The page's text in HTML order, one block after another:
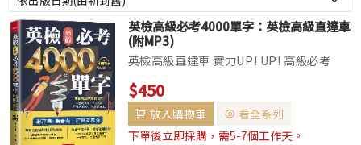
英檢高級必考4000單字：英檢高級直達車
(附MP3)
英檢高級直達車 實力UP! UP! 高級必考
4000單字速記法 完全掌握出題範圍及考試
方向 躺著聽、躺著背，輕鬆考高分！ ◆高
級完全攻略本 8種超高效率單字記憶法 讓
您快速記住高級必考4000單字 ...
$450
放入購物車
看全系列
下單後立即採購，需5-7個工作天。